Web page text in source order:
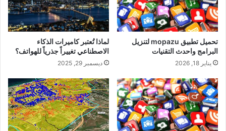
تحميل تطبيق mopazu لتنزيل
البرامج واحدث التقنيات
يناير 18, 2026
لماذا تُعتبر كاميرات الذكاء
الاصطناعي تغييراً جذرياً للهواتف؟
ديسمبر 29, 2025